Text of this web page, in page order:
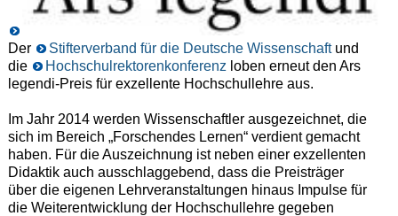
Der Stifterverband für die Deutsche Wissenschaftund
die
Hochschulrektorenkonferenz loben erneut den Ars
legendi-Preis für exzellente Hochschullehre aus.
Im Jahr 2014 werden Wissenschaftler ausgezeichnet, die
sich im Bereich „Forschendes Lernen“ verdient gemacht
haben. Für die Auszeichnung ist neben einer exzellenten
Didaktik auch ausschlaggebend, dass die Preisträger
über die eigenen Lehrveranstaltungen hinaus Impulse für
die Weiterentwicklung der Hochschullehre gegeben